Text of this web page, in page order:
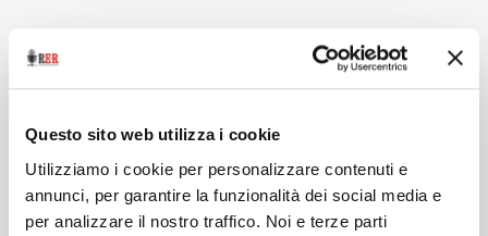
Questo sito web utilizza i cookie
Utilizziamo i cookie per personalizzare contenuti e
annunci, per garantire la funzionalità dei social media e
per analizzare il nostro traffico. Noi e terze parti